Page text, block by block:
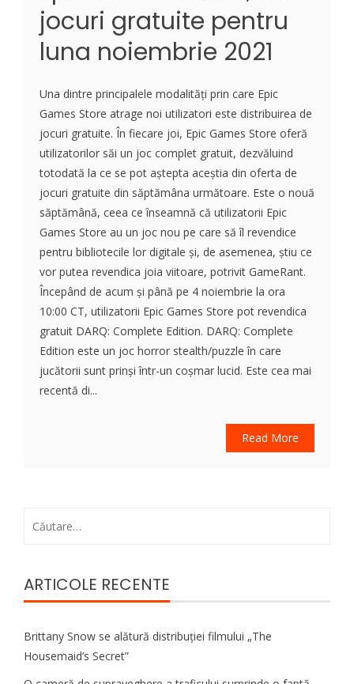
jocuri gratuite pentru
luna noiembrie 2021
Una dintre principalele modalități prin care Epic
Games Store atrage noi utilizatori este distribuirea de
jocuri gratuite. În fiecare joi, Epic Games Store oferă
utilizatorilor săi un joc complet gratuit, dezvăluind
totodată la ce se pot aștepta aceștia din oferta de
jocuri gratuite din săptămâna următoare. Este o nouă
săptămână, ceea ce înseamnă că utilizatorii Epic
Games Store au un joc nou pe care să îl revendice
pentru bibliotecile lor digitale și, de asemenea, știu ce
vor putea revendica joia viitoare, potrivit GameRant.
Începând de acum și până pe 4 noiembrie la ora
10:00 CT, utilizatorii Epic Games Store pot revendica
gratuit DARQ: Complete Edition. DARQ: Complete
Edition este un joc horror stealth/puzzle în care
jucătorii sunt prinși într-un coșmar lucid. Este cea mai
recentă di...
Read More
ARTICOLE RECENTE
Brittany Snow se alătură distribuției filmului „The
Housemaid’s Secret”